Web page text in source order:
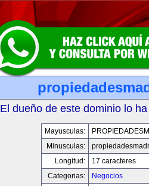
El dueño de este dominio lo
Mayusculas:
Minusculas:
Longitud:
17 caracteres
Categorias:
Negocios